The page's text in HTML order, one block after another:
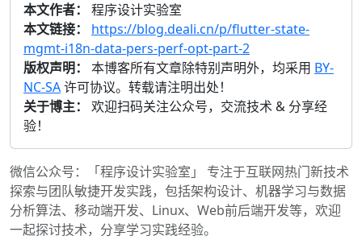
本文作者：
程序设计实验室
本文链接：
https://blog.deali.cn/p/flutter-state-
mgmt-i18n-data-pers-perf-opt-part-2
版权声明：
本博客所有文章除特别声明外，均采用 BY-
NC-SA许可协议。转载请注明出处！
关于博主：
欢迎扫码关注公众号，交流技术 & 分享经
验！
微信公众号：「程序设计实验室」 专注于互联网热门新技术
探索与团队敏捷开发实践，包括架构设计、机器学习与数据
分析算法、移动端开发、Linux、Web前后端开发等，欢迎
一起探讨技术，分享学习实践经验。